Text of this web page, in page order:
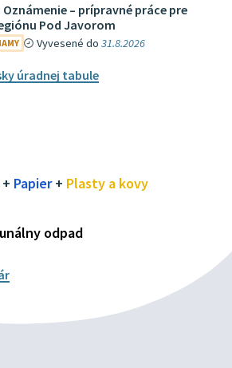
Oznámenie – prípravné práce pre
Pod Javorom
Vyvesené do31.8.2026
úradnej tabule
+ Papier+ Plasty a kovy
odpad